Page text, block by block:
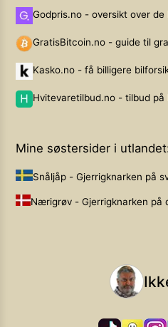
Godpris.no - oversikt over de
GratisBitcoin.no - guide til
Kasko.no - få billigere
Hvitevaretilbud.no - tilbud på
Mine søstersider i
Snåljåp - Gjerrigknarken på
Nærigrøv - Gjerrigknarken på